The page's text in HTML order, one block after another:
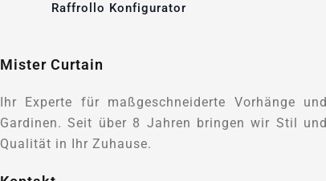
Raffrollo Konfigurator
Mister Curtain
Ihr Experte für maßgeschneiderte Vorhänge und
Gardinen. Seit über 8 Jahren bringen wir Stil und
Qualität in Ihr Zuhause.